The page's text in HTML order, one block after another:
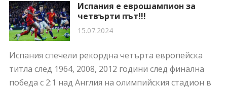
Испания е еврошампион за
четвърти път!!!
15.07.2024
Испания спечели рекордна четърта европейска
титла след 1964, 2008, 2012 години след финална
победа с 2:1 над Англия на олимпийския стадион в